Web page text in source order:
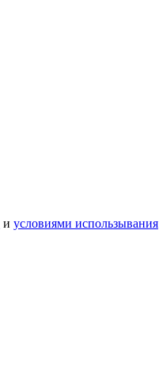
и условиями использывания